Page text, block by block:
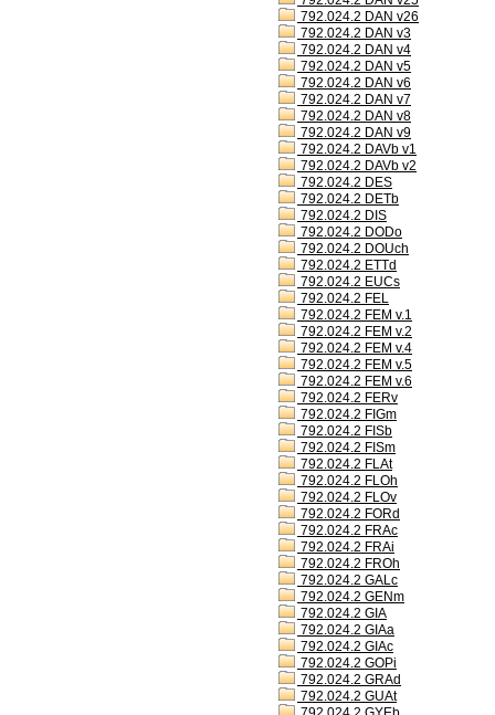
792.024.2 DAN v26
792.024.2 DAN v3
792.024.2 DAN v4
792.024.2 DAN v5
792.024.2 DAN v6
792.024.2 DAN v7
792.024.2 DAN v8
792.024.2 DAN v9
792.024.2 DAVb v1
792.024.2 DAVb v2
792.024.2 DES
792.024.2 DETb
792.024.2 DIS
792.024.2 DODo
792.024.2 DOUch
792.024.2 ETTd
792.024.2 EUCs
792.024.2 FEL
792.024.2 FEM v.1
792.024.2 FEM v.2
792.024.2 FEM v.4
792.024.2 FEM v.5
792.024.2 FEM v.6
792.024.2 FERv
792.024.2 FIGm
792.024.2 FISb
792.024.2 FISm
792.024.2 FLAt
792.024.2 FLOh
792.024.2 FLOv
792.024.2 FORd
792.024.2 FRAc
792.024.2 FRAi
792.024.2 FROh
792.024.2 GALc
792.024.2 GENm
792.024.2 GIA
792.024.2 GIAa
792.024.2 GIAc
792.024.2 GOPi
792.024.2 GRAd
792.024.2 GUAt